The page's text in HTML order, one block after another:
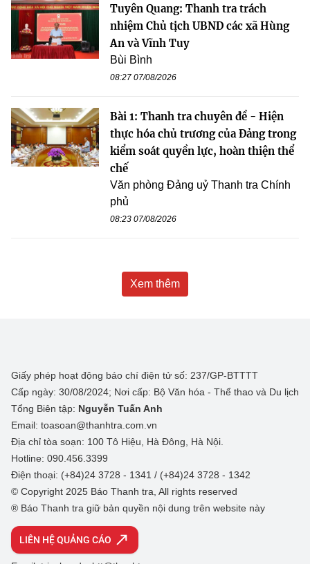
Tuyên Quang: Thanh tra trách
nhiệm Chủ tịch UBND các xã Hùng
An và Vĩnh Tuy
Bùi Bình
08:27 07/08/2026
Bài 1: Thanh tra chuyên đề - Hiện
thực hóa chủ trương của Đảng trong
kiểm soát quyền lực, hoàn thiện thể
chế
Văn phòng Đảng uỷ Thanh tra Chính
phủ
08:23 07/08/2026
Xem thêm
Giấy phép hoạt động báo chí điện tử số: 237/GP-BTTTT
Cấp ngày: 30/08/2024; Nơi cấp: Bộ Văn hóa - Thể thao và Du lịch
Tổng Biên tập: Nguyễn Tuấn Anh
Email: toasoan@thanhtra.com.vn
Địa chỉ tòa soạn: 100 Tô Hiệu, Hà Đông, Hà Nội.
Hotline: 090.456.3399
Điện thoại: (+84)24 3728 - 1341 / (+84)24 3728 - 1342
© Copyright 2025 Báo Thanh tra, All rights reserved
® Báo Thanh tra giữ bản quyền nội dung trên website này
LIÊN HỆ QUẢNG CÁO